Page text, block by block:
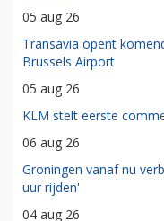
05 aug 26
Transavia opent
Brussels Airport
05 aug 26
KLM stelt eerste
06 aug 26
Groningen vanaf nu
uur rijden'
04 aug 26